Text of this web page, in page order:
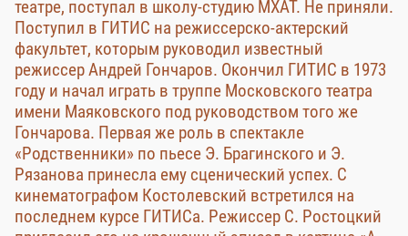
театре, поступал в школу-студию МХАТ. Не приняли.
Поступил в ГИТИС на режиссерско-актерский
факультет, которым руководил известный
режиссер Андрей Гончаров. Окончил ГИТИС в 1973
году и начал играть в труппе Московского театра
имени Маяковского под руководством того же
Гончарова. Первая же роль в спектакле
«Родственники» по пьесе Э. Брагинского и Э.
Рязанова принесла ему сценический успех. С
кинематографом Костолевский встретился на
последнем курсе ГИТИСа. Режиссер С. Ростоцкий